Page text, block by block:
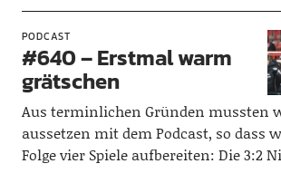
PODCAST
#640 – Erstmal warm
grätschen
Aus terminlichen Gründen mussten
aussetzen mit dem Podcast, so dass
Folge vier Spiele aufbereiten: Die 3:2